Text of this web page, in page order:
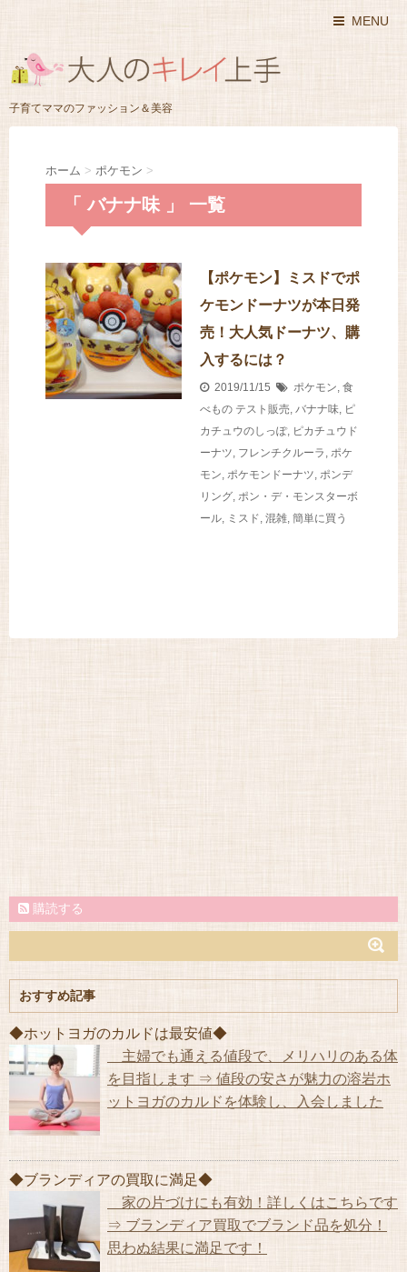
MENU
子育てママのファッション＆美容
ホーム > ポケモン >
「 バナナ味 」 一覧
【ポケモン】ミスドでポ
ケモンドーナツが本日発
売！大人気ドーナツ、購
入するには？
2019/11/15 ポケモン, 食
べもの テスト販売, バナナ味, ピ
カチュウのしっぽ, ピカチュウド
ーナツ, フレンチクルーラ , ポケ
モン, ポケモンドーナツ, ポンデ
リング, ポン・デ・モンスターボ
ール, ミスド, 混雑, 簡単に買う
購読する
おすすめ記事
◆ホットヨガのカルドは最安値◆
主婦でも通える値段で、メリハリのある体
を目指します ⇒ 値段の安さが魅力の溶岩ホ
ットヨガのカルドを体験し、入会しました
◆ブランディアの買取に満足◆
家の片づけにも有効！詳しくはこちらです
⇒ ブランディア買取でブランド品を処分！
思わぬ結果に満足です！